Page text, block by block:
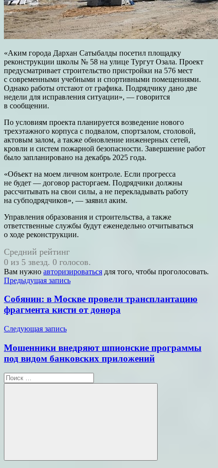
«Аким города Дархан Сатыбалды посетил площадку
реконструкции школы № 58 на улице Тургут Озала. Проект
предусматривает строительство пристройки на 576 мест
с современными учебными и спортивными помещениями.
Однако работы отстают от графика. Подрядчику дано две
недели для исправления ситуации», — говорится
в сообщении.
По условиям проекта планируется возведение нового
трехэтажного корпуса с подвалом, спортзалом, столовой,
актовым залом, а также обновление инженерных сетей,
кровли и систем пожарной безопасности. Завершение работ
было запланировано на декабрь 2025 года.
«Объект на моем личном контроле. Если прогресса
не будет — договор расторгаем. Подрядчики должны
рассчитывать на свои силы, а не перекладывать работу
на субподрядчиков», — заявил аким.
Управления образования и строительства, а также
ответственные службы будут еженедельно отчитываться
о ходе реконструкции.
Средний рейтинг
0 из 5 звезд. 0 голосов.
Вам нужно авторизироваться для того, чтобы проголосовать.
Навигация
по
записям
Предыдущая запись
Собянин: в Москве провели трансплантацию
фрагмента кисти от донора
Следующая запись
Мошенники внедряют шпионские программы
под видом банковских приложений
Поиск
для:
Поиск